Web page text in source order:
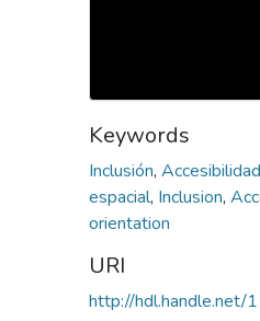
Keywords
Inclusión,
espacial, Inclusion,
orientation
URI
http://hdl.handle.net/